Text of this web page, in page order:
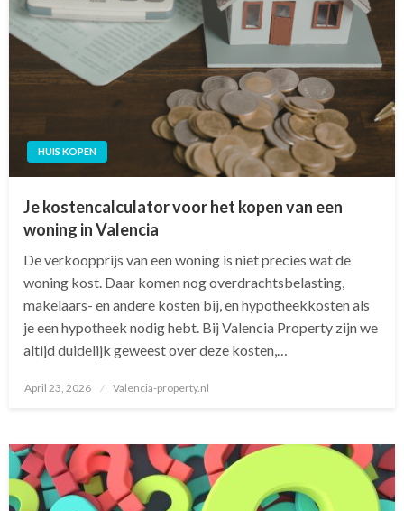
HUIS KOPEN
Je kostencalculator voor het kopen van een
woning in Valencia
De verkoopprijs van een woning is niet precies wat de
woning kost. Daar komen nog overdrachtsbelasting,
makelaars- en andere kosten bij, en hypotheekkosten als
je een hypotheek nodig hebt. Bij Valencia Property zijn we
altijd duidelijk geweest over deze kosten,…
Posted
April 23, 2026 Valencia-property.nl